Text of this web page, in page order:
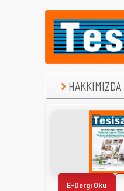
HAKKIMIZDA
E-Dergi Oku